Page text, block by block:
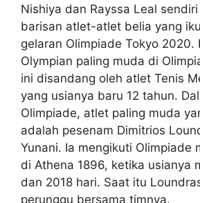
Nishiya dan Rayssa Leal
barisan atlet-atlet belia yang
gelaran Olimpiade Tokyo 2020.
Olympian paling muda di
ini disandang oleh atlet Tenis
yang usianya baru 12 tahun.
Olimpiade, atlet paling muda
adalah pesenam Dimitrios
Yunani. Ia mengikuti Olimpiade
di Athena 1896, ketika usianya
dan 2018 hari. Saat itu
perunggu bersama timnya.